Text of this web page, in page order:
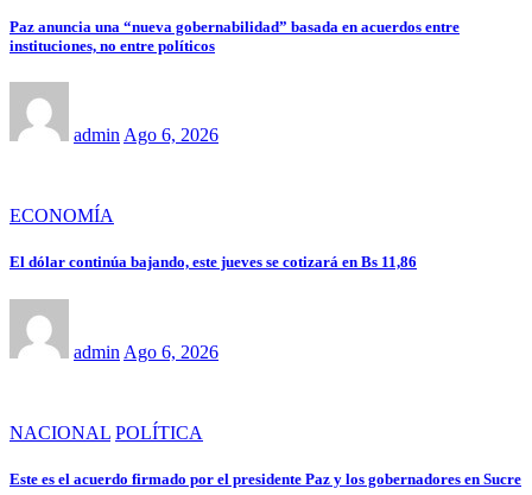
Paz anuncia una “nueva gobernabilidad” basada en acuerdos entre
instituciones, no entre políticos
admin Ago 6, 2026
ECONOMÍA
El dólar continúa bajando, este jueves se cotizará en Bs 11,86
admin Ago 6, 2026
NACIONAL POLÍTICA
Este es el acuerdo firmado por el presidente Paz y los gobernadores en Sucre